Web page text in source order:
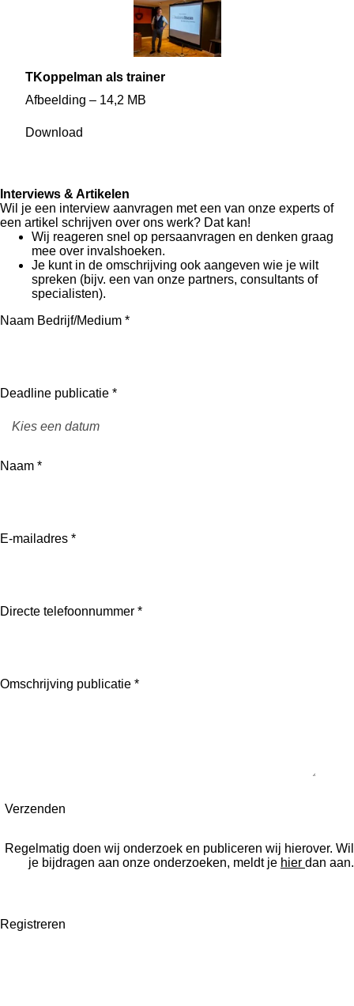
TKoppelman als trainer
Afbeelding – 14,2 MB
Download
Interviews & Artikelen
Wil je een interview aanvragen met een van onze experts of
een artikel schrijven over ons werk? Dat kan!
Wij reageren snel op persaanvragen en denken graag
mee over invalshoeken.
Je kunt in de omschrijving ook aangeven wie je wilt
spreken (bijv. een van onze partners, consultants of
specialisten).
Naam Bedrijf/Medium *
Deadline publicatie *
Naam *
E-mailadres *
Directe telefoonnummer *
Omschrijving publicatie *
Verzenden
Regelmatig doen wij onderzoek en publiceren wij hierover. Wil
je bijdragen aan onze onderzoeken, meldt je hier dan aan.
Registreren